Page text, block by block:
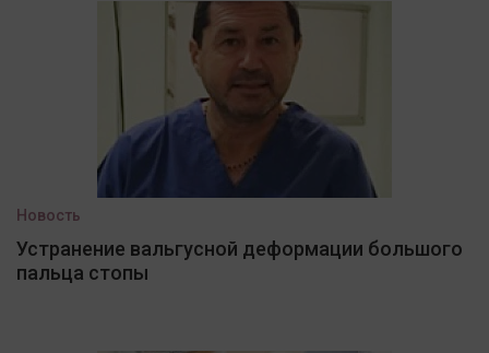
Новость
Устранение вальгусной деформации большого
пальца стопы